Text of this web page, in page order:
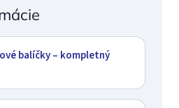
balíčky – kompletný